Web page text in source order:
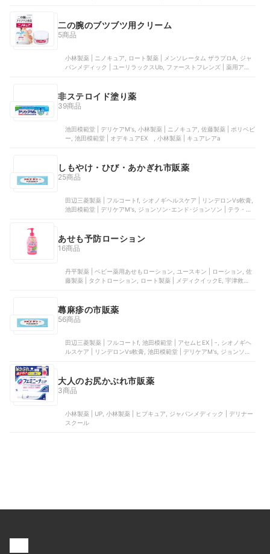
二の腕のブツブツ用クリーム
5商品
小林製薬 | ニノキュア, ロート製薬 | メンソレータム ザラプロA, ジャ
パンメディック | ユーリラックスUb, ファーストフレンズ | 薬用アッ
非ステロイド塗り薬
39商品
池田模範堂 | デリケアM's, 小林製薬 | ニノキュア, 佐藤製薬 | ポリベビ
ー, 池田模範堂 | オデキュアEX , 小林製薬 | キュアレアa
しもやけ・ひび・あかぎれ市販薬
25商品
田辺三菱製薬 | フルコートf, シオノギヘルスケア | リンデロンVs軟膏,
池田模範堂 | デリケアM's, ジョンソン･エンド･ジョンソン | テラ・コ
あせも予防ローション
16商品
丹平製薬 | ベビー薬用あせもローション, ユースキン | ローション, 佐
藤製薬 | タクトローション, ロート製薬 | メディクイックE, 宇津救命丸
蕁麻疹の市販薬
56商品
田辺三菱製薬 | フルコートf, 池田模範堂 | アセムヒEX | -, シオノギヘ
ルスケア | リンデロンVs軟膏, 池田模範堂 | デリケアM's, ジョンソン･
大人のお尻かぶれ市販薬
3商品
小林製薬 | UP, 小林製薬 | ヒプキュア, ジャパンメディック | デリナー
スクール